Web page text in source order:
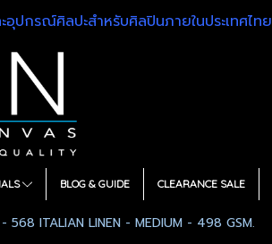
อุปกรณ์ศิลปะสำหรับศิลปินภายในประเทศไทย
BLOG & GUIDE CLEARANCE SALE
568 ITALIAN LINEN - MEDIUM - 498 GSM.